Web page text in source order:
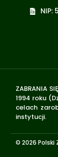
NIP:
ZABRANIA
1994 roku
celach
instytucji.
© 2026 Polski